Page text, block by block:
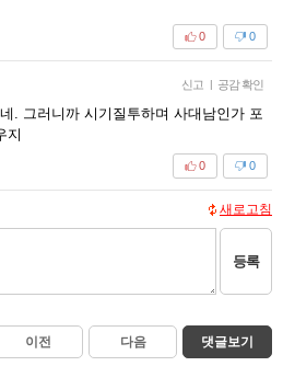
0
0
신고 | 공감 확인
. 그러니까 시기질투하며 사대남인가 포
지
0
0
새로고침
등록
이전 다음 댓글보기